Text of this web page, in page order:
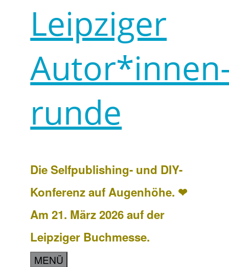
Leipziger
runde
Die Selfpublishing- und DIY-
Konferenz auf Augenhöhe. ❤
Am 21. März 2026 auf der
Leipziger Buchmesse.
MENÜ